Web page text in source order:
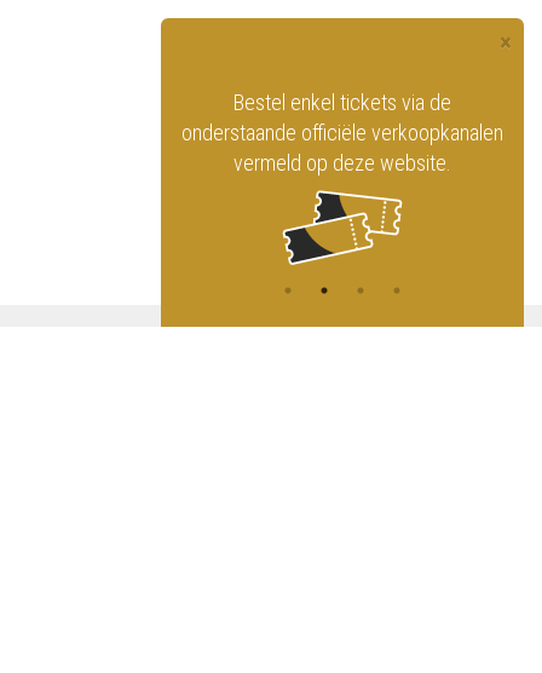
×
Bestel enkel tickets via de
onderstaande officiële verkoopkanalen
vermeld op deze website.